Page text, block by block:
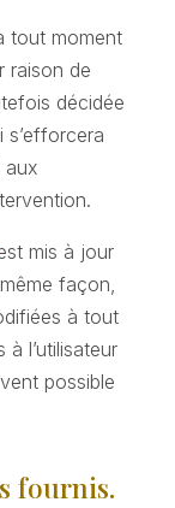
tout moment
raison de
décidée
s’efforcera
aux
mis à jour
façon,
à tout
à l’utilisateur
possible
fournis.